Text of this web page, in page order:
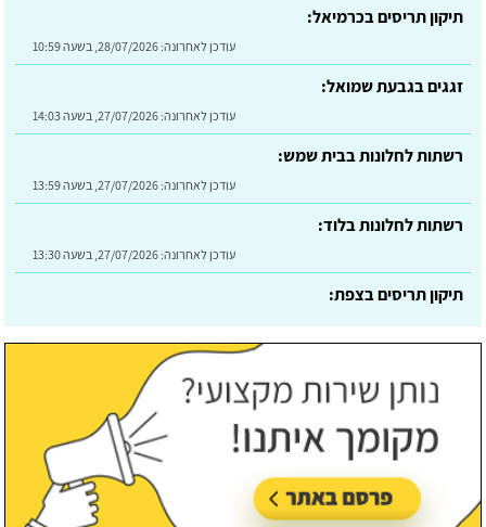
תיקון תריסים בכרמיאל:
עודכן לאחרונה: 28/07/2026, בשעה 10:59
זגגים בגבעת שמואל:
עודכן לאחרונה: 27/07/2026, בשעה 14:03
רשתות לחלונות בבית שמש:
עודכן לאחרונה: 27/07/2026, בשעה 13:59
רשתות לחלונות בלוד:
עודכן לאחרונה: 27/07/2026, בשעה 13:30
תיקון תריסים בצפת:
עודכן לאחרונה:30/07/2026, בשעה 09:24